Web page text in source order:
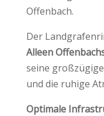
Offenbach.
Der
Alleen
seine
und die ruhige
Optimale